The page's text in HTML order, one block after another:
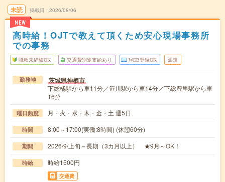
未読
NEW
掲載日 2026/08/06
高時給！OJTで教えて頂くため安心現場事務所
での事務
職種未経験OK 交通費別途支給あり WEB登録OK 派遣
勤務地 茨城県神栖市
下総橘駅から車11分／笹川駅から車14分／下総豊里駅から車
16分
曜日頻度 月・火・水・木・金・土 週5日
時間 8:00～17:00(実働:8時間) (休憩60分)
期間 2026/9/上旬～長期（3カ月以上） ★9月～OK！
時給 時給1500円
交通費